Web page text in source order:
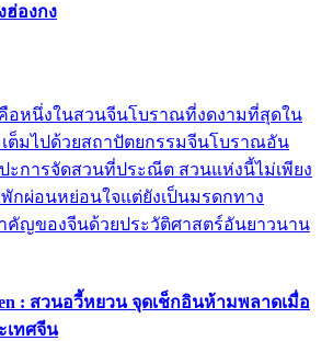
องกง
อหนึ่งในสวนจีนโบราณที่งดงามที่สุดใน
เต็มไปด้วยสถาปัตยกรรมจีนโบราณอัน
ะการจัดสวนที่ประณีต สวนแห่งนี้ไม่เพียง
กผ่อนหย่อนใจแต่ยังเป็นมรดกทาง
ญของจีนด้วยประวัติศาสตร์อันยาวนาน
: สวนอวี้หยวน จุดเช็กอินห้ามพลาดเมื่อ
เทศจีน